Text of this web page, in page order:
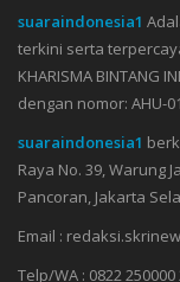
suaraindonesia1
terkini serta
KHARISMA BINTANG
dengan nomor: AHU-
suaraindonesia1
Raya No. 39, Warung
Pancoran, Jakarta
Email :
Telp/WA : 0822 250000